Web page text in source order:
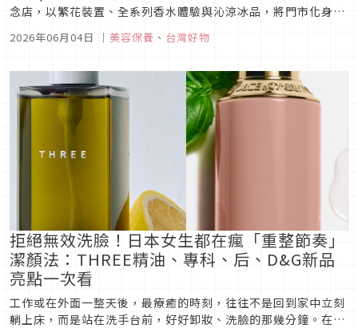
念店，以繁花裝置、全系列香水體驗與沁涼冰品，將門市化身城
袋，成為今夏最值得朝聖的香氛打卡景點。
2026年06月04日 ｜ 美容保養 、 台灣好物
拒絕無效洗臉！日本女生都在瘋「重整節奏」
潔顏法：THREE精油、專科、后、D&G新品
亮點一次看
工作或在外面一整天後，最療癒的時刻，往往不是回到家中立刻
躺上床，而是站在洗手台前，好好卸妝、洗臉的那幾分鐘。在不